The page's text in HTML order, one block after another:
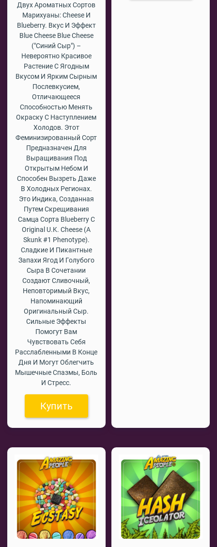
Двух Ароматных Сортов
Марихуаны: Cheese И
Blueberry. Вкус И Эффект
Blue Cheese Blue Cheese
("Синий Сыр") –
Невероятно Красивое
Растение С Ягодным
Вкусом И Ярким Сырным
Послевкусием,
Отличающееся
Способностью Менять
Окраску С Наступлением
Холодов. Этот
Феминизированный Сорт
Предназначен Для
Выращивания Под
Открытым Небом И
Способен Вызреть Даже
В Холодных Регионах.
Это Индика, Созданная
Путем Скрещивания
Самца Сорта Blueberry С
Original U.K. Cheese (a
Skunk #1 Phenotype).
Сладкие И Пикантные
Запахи Ягод И Голубого
Сыра В Сочетании
Создают Сливочный,
Неповторимый Вкус,
Напоминающий
Оригинальный Сыр.
Сильные Эффекты
Помогут Вам
Чувствовать Себя
Расслабленными В Конце
Дня И Могут Облегчить
Мышечные Спазмы, Боль
И Стресс.
Купить